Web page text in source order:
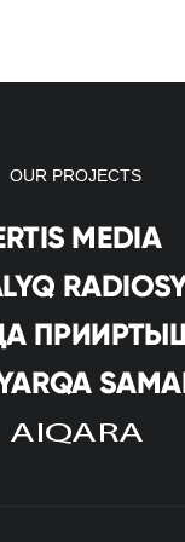
OUR PROJECTS